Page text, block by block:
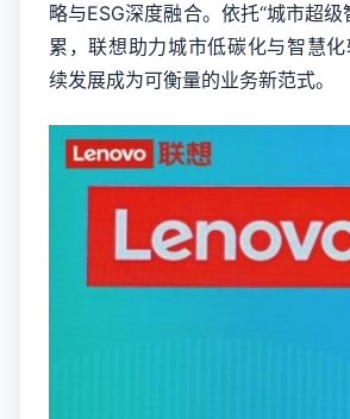
略与ESG深度融合。依托“城市超级
累，联想助力城市低碳化与智慧
续发展成为可衡量的业务新范式。